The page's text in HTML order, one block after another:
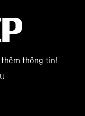
thông tin!